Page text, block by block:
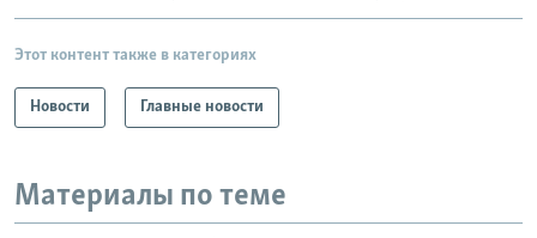
Этот контент также в категориях
Новости Главные новости
Материалы по теме